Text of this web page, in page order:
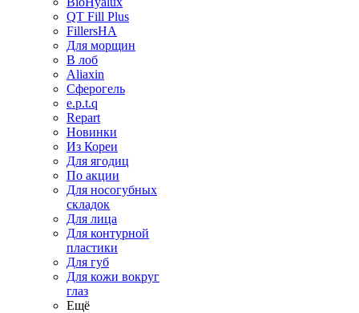
QT Fill Plus
FillersHA
Для морщин
В лоб
Aliaxin
Сферогель
e.p.t.q
Repart
Новинки
Из Кореи
Для ягодиц
По акции
Для носогубных
складок
Для лица
Для контурной
пластики
Для губ
Для кожи вокруг
глаз
Ещё